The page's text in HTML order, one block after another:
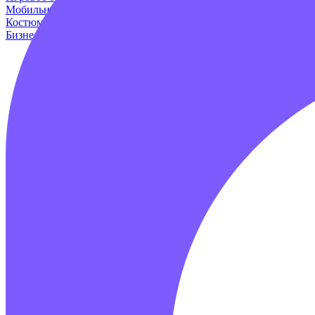
Мобильные аттракционы
Костюмы динозавров
Бизнес наборы